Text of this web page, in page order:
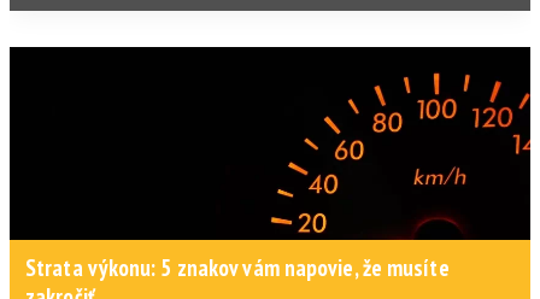
Strata výkonu: 5 znakov vám napovie, že musíte